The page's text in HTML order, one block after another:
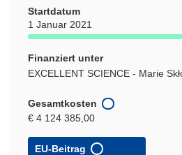
Startdatum
1 Januar 2021
Finanziert unter
EXCELLENT SCIENCE - Marie
Gesamtkosten
€ 4 124 385,00
EU-Beitrag